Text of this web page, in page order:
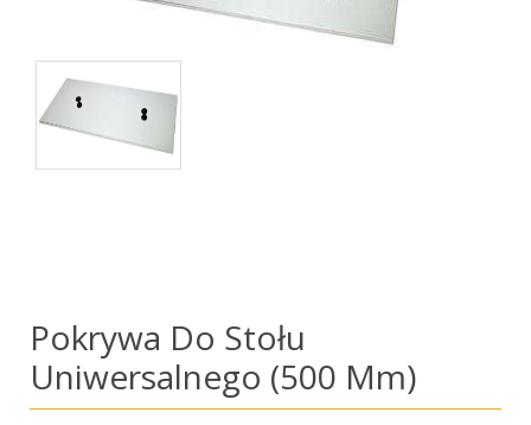
Pokrywa Do Stołu
Uniwersalnego (500 Mm)